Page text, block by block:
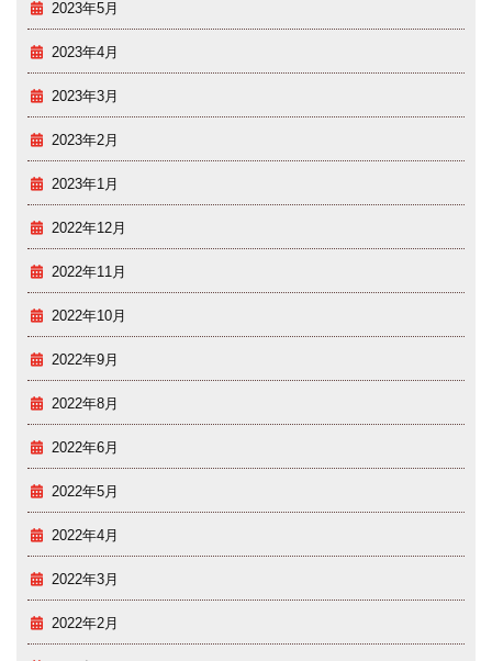
2023年5月
2023年4月
2023年3月
2023年2月
2023年1月
2022年12月
2022年11月
2022年10月
2022年9月
2022年8月
2022年6月
2022年5月
2022年4月
2022年3月
2022年2月